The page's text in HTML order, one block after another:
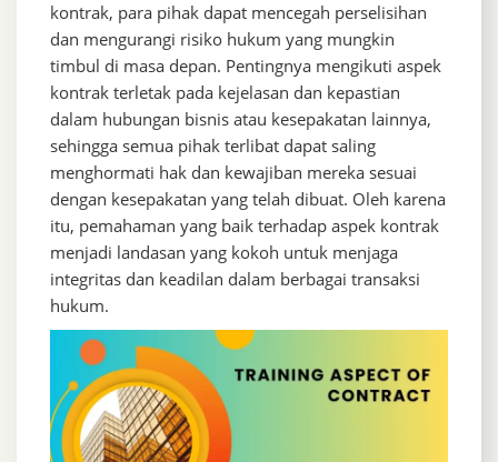
kontrak, para pihak dapat mencegah perselisihan
dan mengurangi risiko hukum yang mungkin
timbul di masa depan. Pentingnya mengikuti aspek
kontrak terletak pada kejelasan dan kepastian
dalam hubungan bisnis atau kesepakatan lainnya,
sehingga semua pihak terlibat dapat saling
menghormati hak dan kewajiban mereka sesuai
dengan kesepakatan yang telah dibuat. Oleh karena
itu, pemahaman yang baik terhadap aspek kontrak
menjadi landasan yang kokoh untuk menjaga
integritas dan keadilan dalam berbagai transaksi
hukum.